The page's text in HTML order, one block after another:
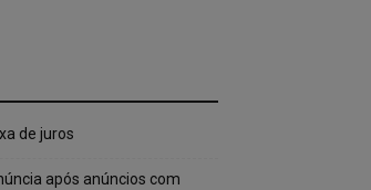
de juros
após anúncios com